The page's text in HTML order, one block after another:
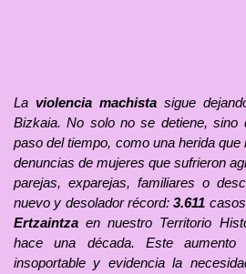
Laviolencia machista sigue
Bizkaia. No solo no se detiene, sino
paso del tiempo, como una herida
denuncias de mujeres que sufrieron
parejas, exparejas, familiares o
nuevo y desolador récord:3.611
Ertzaintza en nuestro Territorio
hace una década. Este aumento
insoportable y evidencia la